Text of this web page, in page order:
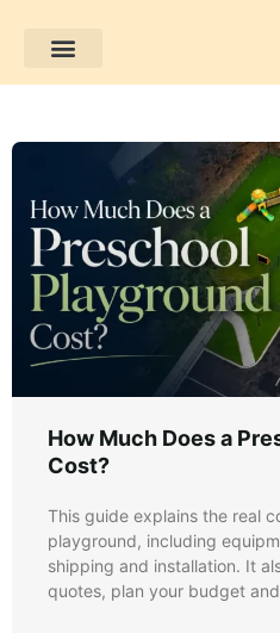
アウト
How Much Does a
Cost?
This guide explains the real
playground, including
shipping and installation. It
quotes, plan your budget